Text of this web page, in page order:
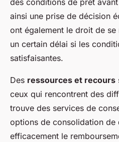
des conditions de prêt
ainsi une prise de décision
ont également le droit de se
un certain délai si les
satisfaisantes.
Des ressources et recours
ceux qui rencontrent des
trouve des services de
options de consolidation de
efficacement le